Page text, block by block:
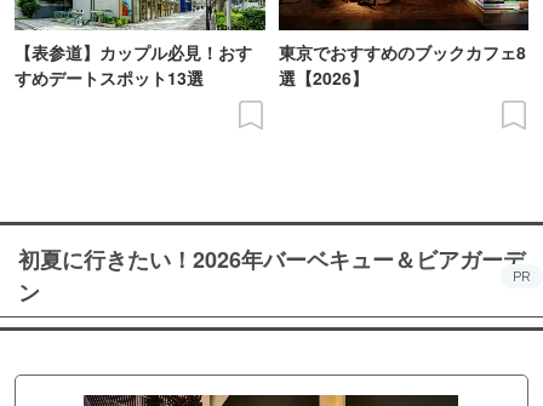
【表参道】カップル必見！おす
すめデートスポット13選
東京でおすすめのブックカフェ8
選【2026】
初夏に行きたい！2026年バーベキュー＆ビアガーデ
ン
PR